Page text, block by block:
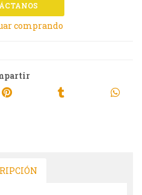
comprando